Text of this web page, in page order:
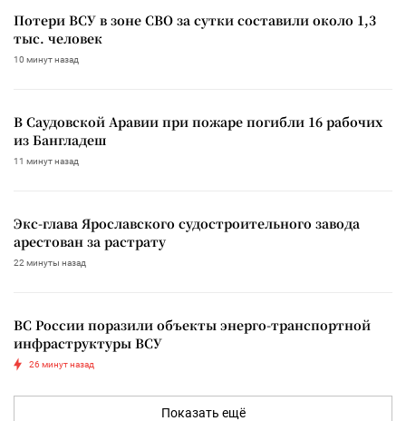
Потери ВСУ в зоне СВО за сутки составили около 1,3
тыс. человек
10 минут назад
В Саудовской Аравии при пожаре погибли 16 рабочих
из Бангладеш
11 минут назад
Экс-глава Ярославского судостроительного завода
арестован за растрату
22 минуты назад
ВС России поразили объекты энерго-транспортной
инфраструктуры ВСУ
26 минут назад
Показать ещё